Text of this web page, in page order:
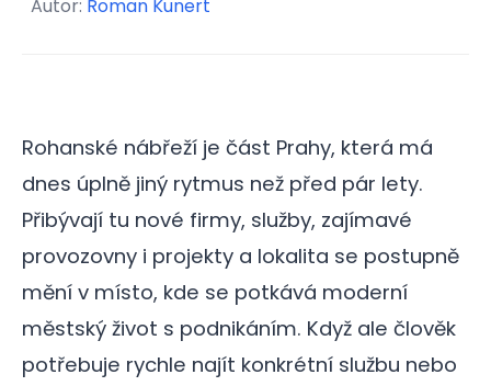
Autor: Roman Kunert
Rohanské nábřeží je část Prahy, která má
dnes úplně jiný rytmus než před pár lety.
Přibývají tu nové firmy, služby, zajímavé
provozovny i projekty a lokalita se postupně
mění v místo, kde se potkává moderní
městský život s podnikáním. Když ale člověk
potřebuje rychle najít konkrétní službu nebo